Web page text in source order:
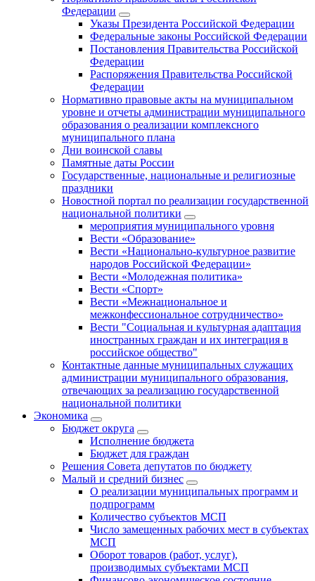
Федерации
Указы Президента Российской Федерации
Федеральные законы Российской Федерации
Постановления Правительства Российской
Федерации
Распоряжения Правительства Российской
Федерации
Нормативно правовые акты на муниципальном
уровне и отчеты администрации муниципального
образования о реализации комплексного
муниципального плана
Дни воинской славы
Памятные даты России
Государственные, национальные и религиозные
праздники
Новостной портал по реализации государственной
национальной политики
мероприятия муниципального уровня
Вести «Образование»
Вести «Национально-культурное развитие
народов Российской Федерации»
Вести «Молодежная политика»
Вести «Спорт»
Вести «Межнациональное и
межконфессиональное сотрудничество»
Вести "Социальная и культурная адаптация
иностранных граждан и их интеграция в
российское общество"
Контактные данные муниципальных служащих
администрации муниципального образования,
отвечающих за реализацию государственной
национальной политики
Экономика
Бюджет округa
Исполнение бюджета
Бюджет для граждан
Решения Совета депутатов по бюджету
Малый и средний бизнес
О реализации муниципальных программ и
подпрограмм
Количество субъектов МСП
Число замещенных рабочих мест в субъектах
МСП
Оборот товаров (работ, услуг),
производимых субъектами МСП